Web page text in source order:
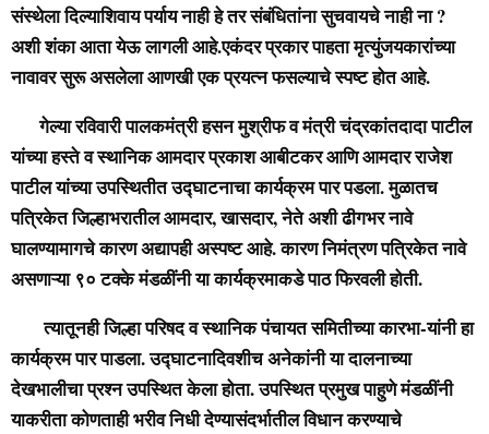
संस्थेला दिल्याशिवाय पर्याय नाही हे तर संबंधितांना सुचवायचे नाही ना ?
अशी शंका आता येऊ लागली आहे.एकंदर प्रकार पाहता मृत्युंजयकारांच्या
नावावर सुरू असलेला आणखी एक प्रयत्न फसल्याचे स्पष्ट होत आहे.
गेल्या रविवारी पालकमंत्री हसन मुश्रीफ व मंत्री चंद्रकांतदादा पाटील
यांच्या हस्ते व स्थानिक आमदार प्रकाश आबीटकर आणि आमदार राजेश
पाटील यांच्या उपस्थितीत उद्घाटनाचा कार्यक्रम पार पडला. मुळातच
पत्रिकेत जिल्हाभरातील आमदार, खासदार, नेते अशी ढीगभर नावे
घालण्यामागचे कारण अद्यापही अस्पष्ट आहे. कारण निमंत्रण पत्रिकेत नावे
असणाऱ्या ९० टक्के मंडळींनी या कार्यक्रमाकडे पाठ फिरवली होती.
त्यातूनही जिल्हा परिषद व स्थानिक पंचायत समितीच्या कारभा-यांनी हा
कार्यक्रम पार पाडला. उद्घाटनादिवशीच अनेकांनी या दालनाच्या
देखभालीचा प्रश्न उपस्थित केला होता. उपस्थित प्रमुख पाहुणे मंडळींनी
याकरीता कोणताही भरीव निधी देण्यासंदर्भातील विधान करण्याचे